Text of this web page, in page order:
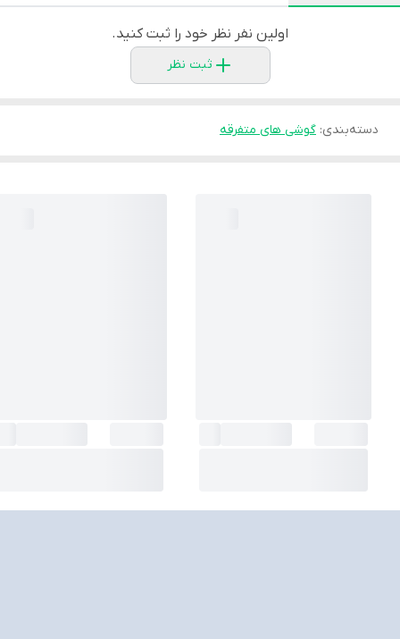
اولین نفر نظر خود را ثبت کنید.
ثبت نظر
دسته‌بندی: گوشی های متفرقه